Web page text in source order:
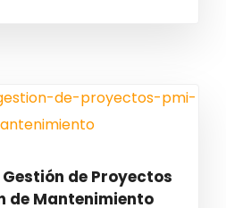
de Proyectos
de Mantenimiento